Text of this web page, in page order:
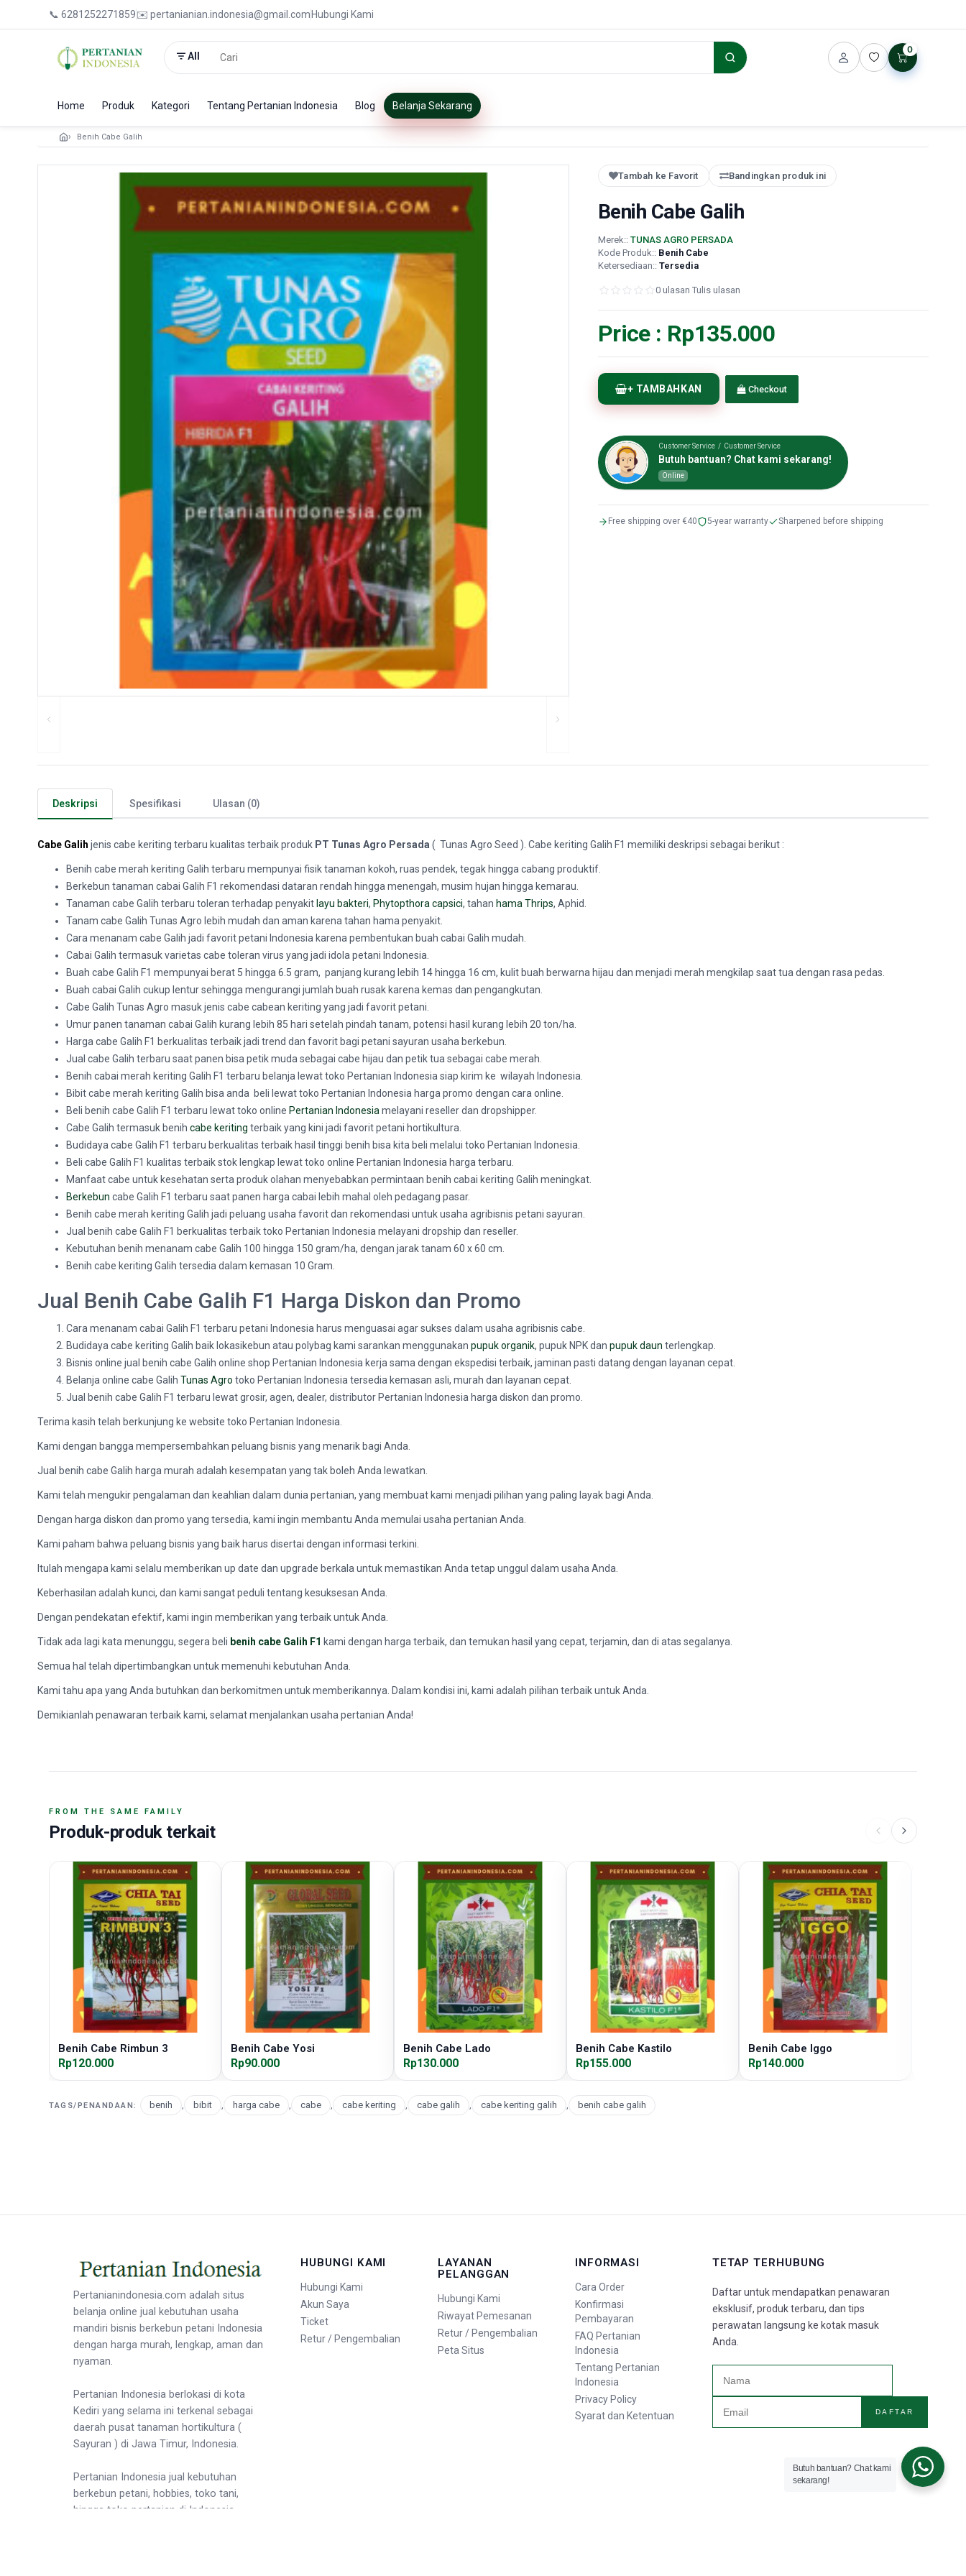
📞 6281252271859✉️ pertanianian.indonesia@gmail.com Hubungi Kami
All
0
Home Produk Kategori Tentang Pertanian Indonesia Blog Belanja Sekarang
Benih Cabe Galih
Tambah ke Favorit Bandingkan produk ini
Benih Cabe Galih
Merek:: TUNAS AGRO PERSADA
Kode Produk:: Benih Cabe
Ketersediaan:: Tersedia
0 ulasan Tulis ulasan
Price : Rp135.000
+ TAMBAHKAN Checkout
Customer Service / Customer Service
Butuh bantuan? Chat kami sekarang!
Online
Free shipping over €40 5-year warranty Sharpened before shipping
Deskripsi Spesifikasi Ulasan (0)
Cabe Galih jenis cabe keriting terbaru kualitas terbaik produk PT Tunas Agro Persada ( Tunas Agro Seed ). Cabe keriting Galih F1 memiliki deskripsi sebagai berikut :
Benih cabe merah keriting Galih terbaru mempunyai fisik tanaman kokoh, ruas pendek, tegak hingga cabang produktif.
Berkebun tanaman cabai Galih F1 rekomendasi dataran rendah hingga menengah, musim hujan hingga kemarau.
Tanaman cabe Galih terbaru toleran terhadap penyakit layu bakteri, Phytopthora capsici, tahan hama Thrips, Aphid.
Tanam cabe Galih Tunas Agro lebih mudah dan aman karena tahan hama penyakit.
Cara menanam cabe Galih jadi favorit petani Indonesia karena pembentukan buah cabai Galih mudah.
Cabai Galih termasuk varietas cabe toleran virus yang jadi idola petani Indonesia.
Buah cabe Galih F1 mempunyai berat 5 hingga 6.5 gram, panjang kurang lebih 14 hingga 16 cm, kulit buah berwarna hijau dan menjadi merah mengkilap saat tua dengan rasa pedas.
Buah cabai Galih cukup lentur sehingga mengurangi jumlah buah rusak karena kemas dan pengangkutan.
Cabe Galih Tunas Agro masuk jenis cabe cabean keriting yang jadi favorit petani.
Umur panen tanaman cabai Galih kurang lebih 85 hari setelah pindah tanam, potensi hasil kurang lebih 20 ton/ha.
Harga cabe Galih F1 berkualitas terbaik jadi trend dan favorit bagi petani sayuran usaha berkebun.
Jual cabe Galih terbaru saat panen bisa petik muda sebagai cabe hijau dan petik tua sebagai cabe merah.
Benih cabai merah keriting Galih F1 terbaru belanja lewat toko Pertanian Indonesia siap kirim ke wilayah Indonesia.
Bibit cabe merah keriting Galih bisa anda beli lewat toko Pertanian Indonesia harga promo dengan cara online.
Beli benih cabe Galih F1 terbaru lewat toko online Pertanian Indonesia melayani reseller dan dropshipper.
Cabe Galih termasuk benih cabe keriting terbaik yang kini jadi favorit petani hortikultura.
Budidaya cabe Galih F1 terbaru berkualitas terbaik hasil tinggi benih bisa kita beli melalui toko Pertanian Indonesia.
Beli cabe Galih F1 kualitas terbaik stok lengkap lewat toko online Pertanian Indonesia harga terbaru.
Manfaat cabe untuk kesehatan serta produk olahan menyebabkan permintaan benih cabai keriting Galih meningkat.
Berkebun cabe Galih F1 terbaru saat panen harga cabai lebih mahal oleh pedagang pasar.
Benih cabe merah keriting Galih jadi peluang usaha favorit dan rekomendasi untuk usaha agribisnis petani sayuran.
Jual benih cabe Galih F1 berkualitas terbaik toko Pertanian Indonesia melayani dropship dan reseller.
Kebutuhan benih menanam cabe Galih 100 hingga 150 gram/ha, dengan jarak tanam 60 x 60 cm.
Benih cabe keriting Galih tersedia dalam kemasan 10 Gram.
Jual Benih Cabe Galih F1 Harga Diskon dan Promo
Cara menanam cabai Galih F1 terbaru petani Indonesia harus menguasai agar sukses dalam usaha agribisnis cabe.
Budidaya cabe keriting Galih baik lokasikebun atau polybag kami sarankan menggunakan pupuk organik, pupuk NPK dan pupuk daun terlengkap.
Bisnis online jual benih cabe Galih online shop Pertanian Indonesia kerja sama dengan ekspedisi terbaik, jaminan pasti datang dengan layanan cepat.
Belanja online cabe Galih Tunas Agro toko Pertanian Indonesia tersedia kemasan asli, murah dan layanan cepat.
Jual benih cabe Galih F1 terbaru lewat grosir, agen, dealer, distributor Pertanian Indonesia harga diskon dan promo.
Terima kasih telah berkunjung ke website toko Pertanian Indonesia.
Kami dengan bangga mempersembahkan peluang bisnis yang menarik bagi Anda.
Jual benih cabe Galih harga murah adalah kesempatan yang tak boleh Anda lewatkan.
Kami telah mengukir pengalaman dan keahlian dalam dunia pertanian, yang membuat kami menjadi pilihan yang paling layak bagi Anda.
Dengan harga diskon dan promo yang tersedia, kami ingin membantu Anda memulai usaha pertanian Anda.
Kami paham bahwa peluang bisnis yang baik harus disertai dengan informasi terkini.
Itulah mengapa kami selalu memberikan up date dan upgrade berkala untuk memastikan Anda tetap unggul dalam usaha Anda.
Keberhasilan adalah kunci, dan kami sangat peduli tentang kesuksesan Anda.
Dengan pendekatan efektif, kami ingin memberikan yang terbaik untuk Anda.
Tidak ada lagi kata menunggu, segera beli benih cabe Galih F1 kami dengan harga terbaik, dan temukan hasil yang cepat, terjamin, dan di atas segalanya.
Semua hal telah dipertimbangkan untuk memenuhi kebutuhan Anda.
Kami tahu apa yang Anda butuhkan dan berkomitmen untuk memberikannya. Dalam kondisi ini, kami adalah pilihan terbaik untuk Anda.
Demikianlah penawaran terbaik kami, selamat menjalankan usaha pertanian Anda!
FROM THE SAME FAMILY
Produk-produk terkait
Benih Cabe Rimbun 3
Rp120.000
Benih Cabe Yosi
Rp90.000
Benih Cabe Lado
Rp130.000
Benih Cabe Kastilo
Rp155.000
Benih Cabe Iggo
Rp140.000
TAGS/PENANDAAN: benih , bibit , harga cabe , cabe , cabe keriting , cabe galih , cabe keriting galih , benih cabe galih
Pertanianindonesia.com adalah situs
belanja online jual kebutuhan usaha
mandiri bisnis berkebun petani Indonesia
dengan harga murah, lengkap, aman dan
nyaman.
Pertanian Indonesia berlokasi di kota
Kediri yang selama ini terkenal sebagai
daerah pusat tanaman hortikultura (
Sayuran ) di Jawa Timur, Indonesia.
Pertanian Indonesia jual kebutuhan
berkebun petani, hobbies, toko tani,
hingga toko pertanian di Indonesia.
HUBUNGI KAMI
Hubungi Kami
Akun Saya
Ticket
Retur / Pengembalian
LAYANAN
PELANGGAN
Hubungi Kami
Riwayat Pemesanan
Retur / Pengembalian
Peta Situs
INFORMASI
Cara Order
Konfirmasi
Pembayaran
FAQ Pertanian
Indonesia
Tentang Pertanian
Indonesia
Privacy Policy
Syarat dan Ketentuan
TETAP TERHUBUNG
Daftar untuk mendapatkan penawaran
eksklusif, produk terbaru, dan tips
perawatan langsung ke kotak masuk
Anda.
DAFTAR
Butuh bantuan? Chat kami
sekarang!